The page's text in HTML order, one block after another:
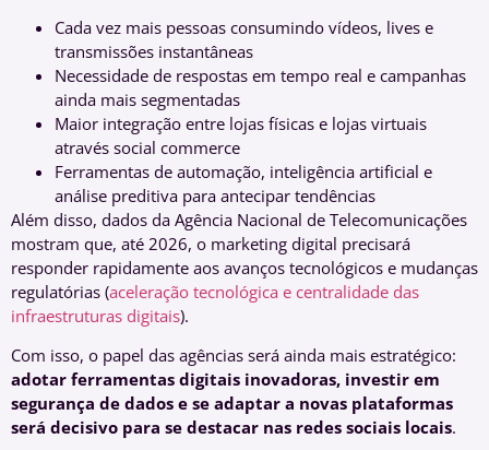
Cada vez mais pessoas consumindo vídeos, lives e
transmissões instantâneas
Necessidade de respostas em tempo real e campanhas
ainda mais segmentadas
Maior integração entre lojas físicas e lojas virtuais
através social commerce
Ferramentas de automação, inteligência artificial e
análise preditiva para antecipar tendências
Além disso, dados da Agência Nacional de Telecomunicações
mostram que, até 2026, o marketing digital precisará
responder rapidamente aos avanços tecnológicos e mudanças
regulatórias (aceleração tecnológica e centralidade das
infraestruturas digitais).
Com isso, o papel das agências será ainda mais estratégico:
adotar ferramentas digitais inovadoras, investir em
segurança de dados e se adaptar a novas plataformas
será decisivo para se destacar nas redes sociais locais.